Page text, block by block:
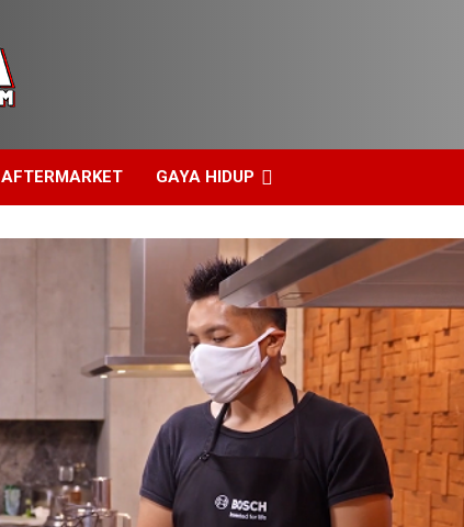
AFTERMARKET GAYA HIDUP